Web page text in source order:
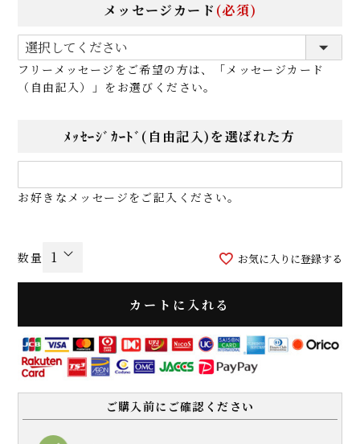
メッセージカード (必須)
フリーメッセージをご希望の方は、「メッセージカード
（自由記入）」をお選びください。
ﾒｯｾｰｼﾞｶｰﾄﾞ(自由記入)を選ばれた方
お好きなメッセージをご記入ください。
お気に入りに登録する
カートに入れる
ご購入前にご確認ください